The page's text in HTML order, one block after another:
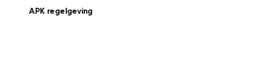
APK regelgeving